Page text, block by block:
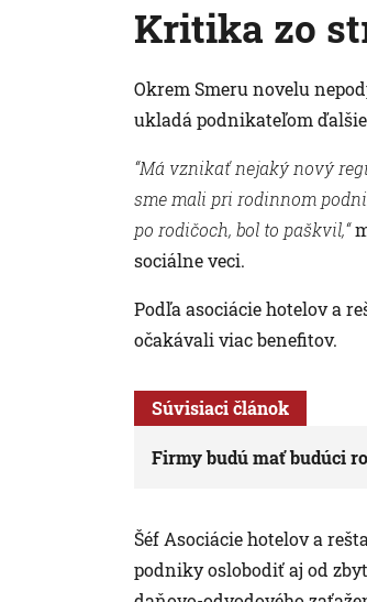
Kritika zo
Okrem Smeru novelu
ukladá podnikateľom
“Má vznikať nejaký nový
sme mali pri rodinnom
po rodičoch, bol to paškvil,“
sociálne veci.
Podľa asociácie hotelov a
očakávali viac benefitov.
Súvisiaci článok
Firmy budú mať budúci
Šéf Asociácie hotelov a
podniky oslobodiť aj od